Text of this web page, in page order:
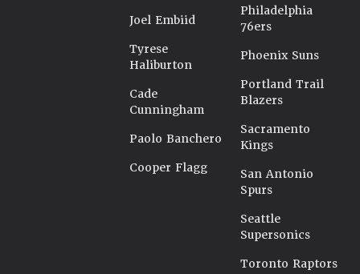
Joel Embiid
Tyrese
Haliburton
Cade
Cunningham
Paolo Banchero
Cooper Flagg
Philadelphia
76ers
Phoenix Suns
Portland Trail
Blazers
Sacramento
Kings
San Antonio
Spurs
Seattle
Supersonics
Toronto Raptors